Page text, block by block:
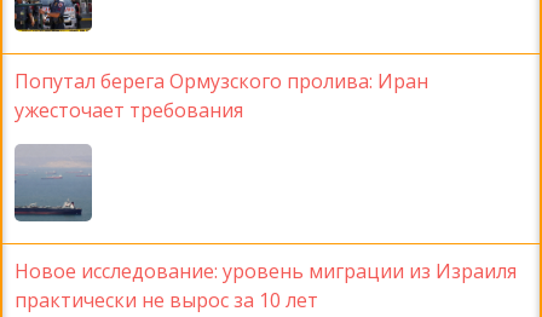
Попутал берега Ормузского пролива: Иран
ужесточает требования
Новое исследование: уровень миграции из Израиля
практически не вырос за 10 лет